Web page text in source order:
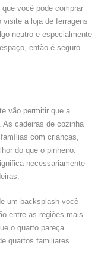
você pode comprar
visite a loja de ferragens
neutro e especialmente
então é seguro
vão permitir que a
As cadeiras de cozinha
com crianças,
do que o pinheiro.
necessariamente
um backsplash você
entre as regiões mais
o quarto pareça
quartos familiares.